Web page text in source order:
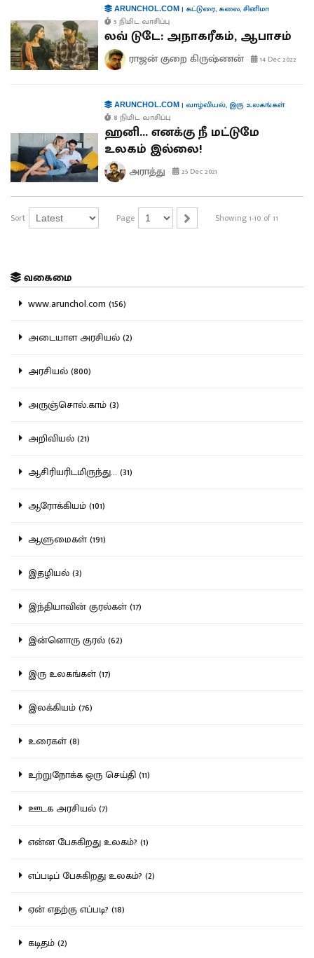
ARUNCHOL.COM| கட்டுரை, கலை,சினிமா
5 நிமிட வாசிப்பு
லவ் டுடே: அநாகரீகம், ஆபாசம்
ராஜன் குறை கிருஷ்ணன் 14 Dec 2022
ARUNCHOL.COM| வாழ்வியல், இரு உலகங்கள்
8 நிமிட வாசிப்பு
ஹனி... எனக்கு நீ மட்டுமே
உலகம் இல்லை!
அராத்து 25 Dec 2021
Sort Page Showing 1-10 of 11
வகைமை
www.arunchol.com (156)
அடையாள அரசியல் (2)
அரசியல் (800)
அருஞ்சொல்.காம் (3)
அறிவியல் (21)
ஆசிரியரிடமிருந்து... (31)
ஆரோக்கியம் (101)
ஆளுமைகள் (191)
இதழியல் (3)
இந்தியாவின் குரல்கள் (17)
இன்னொரு குரல் (62)
இரு உலகங்கள் (17)
இலக்கியம் (76)
உரைகள் (8)
உற்றுநோக்க ஒரு செய்தி (11)
ஊடக அரசியல் (7)
என்ன பேசுகிறது உலகம்? (1)
எப்படிப் பேசுகிறது உலகம்? (2)
ஏன் எதற்கு எப்படி? (18)
கடிதம் (2)